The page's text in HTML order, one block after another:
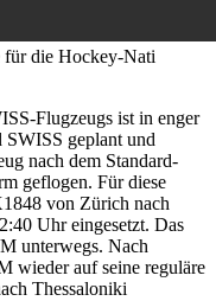
die Hockey-Nati
Flugzeugs ist in enger
SWISS geplant und
nach dem Standard-
geflogen. Für diese
von Zürich nach
Uhr eingesetzt. Das
unterwegs. Nach
wieder auf seine reguläre
Thessaloniki